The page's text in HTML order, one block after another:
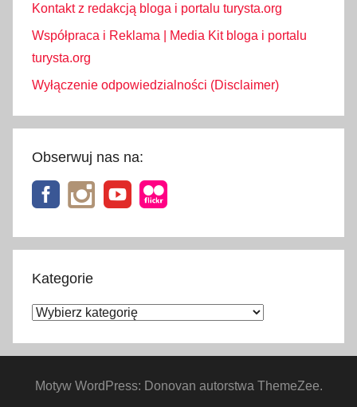
Kontakt z redakcją bloga i portalu turysta.org
Współpraca i Reklama | Media Kit bloga i portalu
turysta.org
Wyłączenie odpowiedzialności (Disclaimer)
Obserwuj nas na:
Kategorie
Kategorie
Motyw WordPress: Donovan autorstwa ThemeZee.